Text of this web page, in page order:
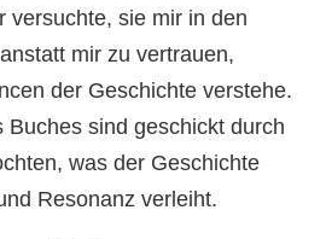
versuchte, sie mir in den
mir zu vertrauen,
der Geschichte verstehe.
Buches sind geschickt durch
was der Geschichte
Resonanz verleiht.